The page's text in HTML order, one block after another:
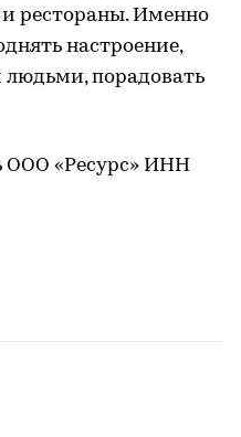
рестораны. Именно
настроение,
людьми, порадовать
ООО «Ресурс» ИНН